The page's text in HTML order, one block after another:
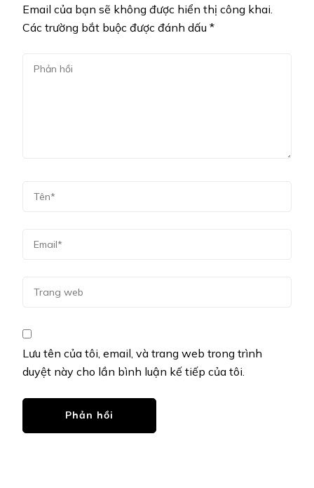
Email của bạn sẽ không được hiển thị công khai.
Các trường bắt buộc được đánh dấu *
Lưu tên của tôi, email, và trang web trong trình
duyệt này cho lần bình luận kế tiếp của tôi.